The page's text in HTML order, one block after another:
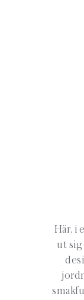
Här, i
ut sig